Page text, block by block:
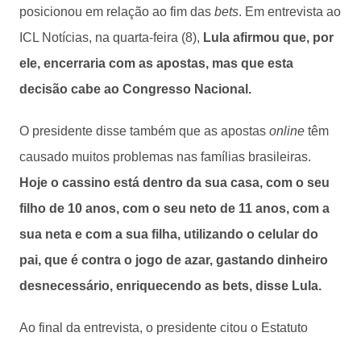
posicionou em relação ao fim das bets. Em entrevista ao
ICL Notícias, na quarta-feira (8), Lula afirmou que, por
ele, encerraria com as apostas, mas que esta
decisão cabe ao Congresso Nacional.
O presidente disse também que as apostas online têm
causado muitos problemas nas famílias brasileiras.
Hoje o cassino está dentro da sua casa, com o seu
filho de 10 anos, com o seu neto de 11 anos, com a
sua neta e com a sua filha, utilizando o celular do
pai, que é contra o jogo de azar, gastando dinheiro
desnecessário, enriquecendo as bets, disse Lula.
Ao final da entrevista, o presidente citou o Estatuto